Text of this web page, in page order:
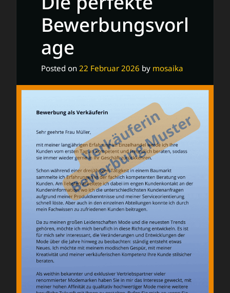
Bewerbungsvorl
age
Posted on 22 Februar 2026 by mosaika